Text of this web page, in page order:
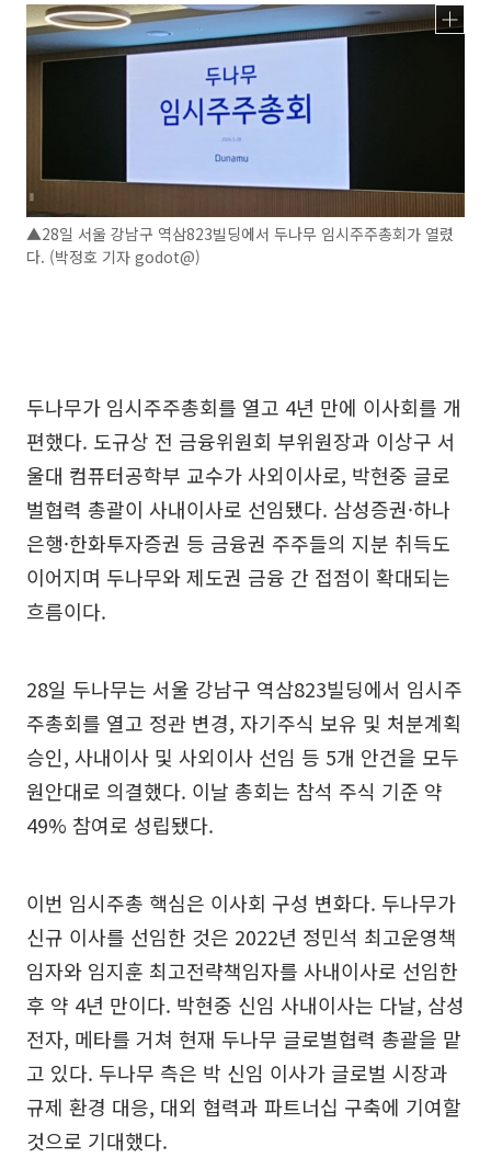
▲28일 서울 강남구 역삼823빌딩에서 두나무 임시주주총회가 열렸
다. (박정호 기자 godot@)
두나무가 임시주주총회를 열고 4년 만에 이사회를 개
편했다. 도규상 전 금융위원회 부위원장과 이상구 서
울대 컴퓨터공학부 교수가 사외이사로, 박현중 글로
벌협력 총괄이 사내이사로 선임됐다. 삼성증권·하나
은행·한화투자증권 등 금융권 주주들의 지분 취득도
이어지며 두나무와 제도권 금융 간 접점이 확대되는
흐름이다.
28일 두나무는 서울 강남구 역삼823빌딩에서 임시주
주총회를 열고 정관 변경, 자기주식 보유 및 처분계획
승인, 사내이사 및 사외이사 선임 등 5개 안건을 모두
원안대로 의결했다. 이날 총회는 참석 주식 기준 약
49% 참여로 성립됐다.
이번 임시주총 핵심은 이사회 구성 변화다. 두나무가
신규 이사를 선임한 것은 2022년 정민석 최고운영책
임자와 임지훈 최고전략책임자를 사내이사로 선임한
후 약 4년 만이다. 박현중 신임 사내이사는 다날, 삼성
전자, 메타를 거쳐 현재 두나무 글로벌협력 총괄을 맡
고 있다. 두나무 측은 박 신임 이사가 글로벌 시장과
규제 환경 대응, 대외 협력과 파트너십 구축에 기여할
것으로 기대했다.